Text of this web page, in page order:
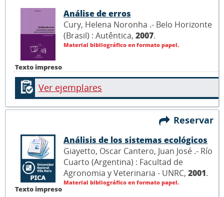
Texto impreso
Análise de erros
Cury, Helena Noronha .- Belo Horizonte
(Brasil) : Autêntica, 2007.
Material bibliográfico en formato papel.
Ver ejemplares
Reservar
Texto impreso
Análisis de los sistemas ecológicos
Giayetto, Oscar Cantero, Juan José .- Río
Cuarto (Argentina) : Facultad de
Agronomia y Veterinaria - UNRC, 2001.
Material bibliográfico en formato papel.